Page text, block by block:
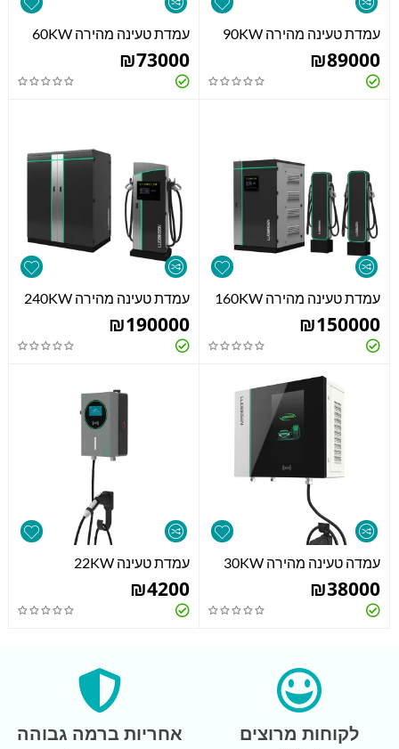
עמדת טעינה מהירה 90KW
₪89000
עמדת טעינה מהירה 60KW
₪73000
עמדת טעינה מהירה 160KW
₪150000
עמדת טעינה מהירה 240KW
₪190000
עמדה טעינה מהירה 30KW
₪38000
עמדת טעינה 22KW
₪4200
לקוחות מרוצים אחריות ברמה גבוהה